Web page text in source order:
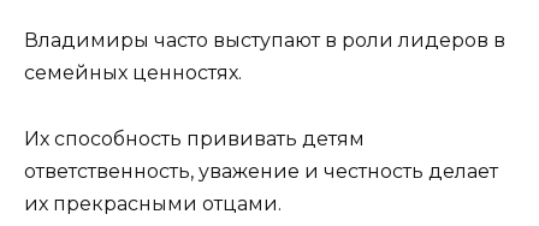
Владимиры часто выступают в роли лидеров в
семейных ценностях.
Их способность прививать детям
ответственность, уважение и честность делает
их прекрасными отцами.